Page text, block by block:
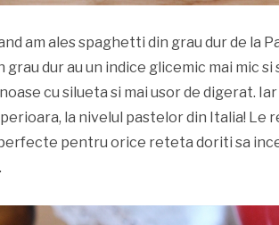
am ales spaghetti din grau dur de la
grau dur au un indice glicemic mai mic
cu silueta si mai usor de digerat.
la nivelul pastelor din Italia! Le
pentru orice reteta doriti sa